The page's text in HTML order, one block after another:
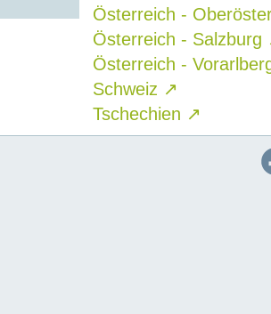
Österreich -
Österreich - Salzburg
Österreich -
Schweiz ↗
Tschechien ↗